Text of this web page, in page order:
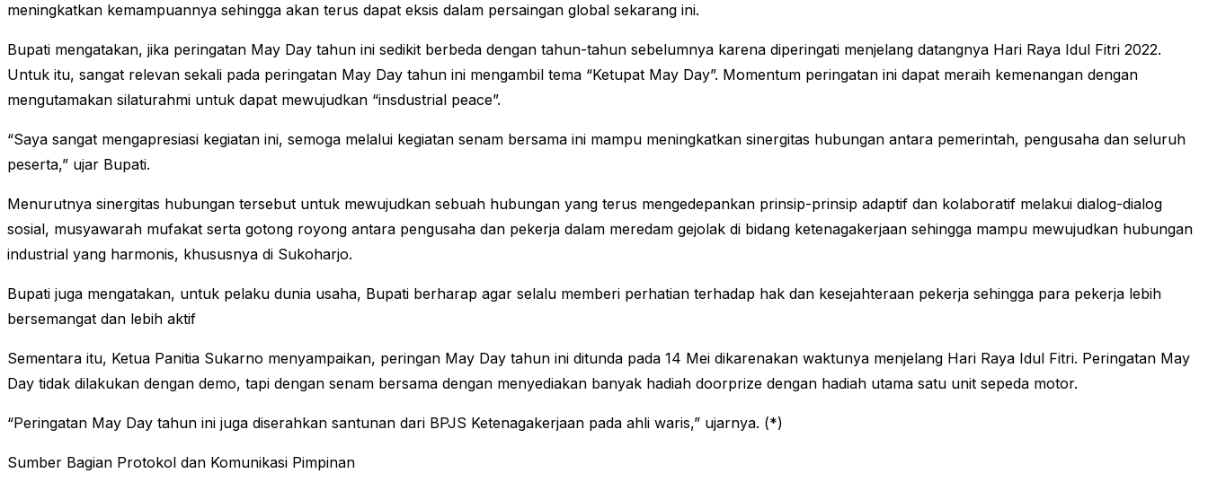
meningkatkan kemampuannya sehingga akan terus dapat eksis dalam persaingan global sekarang ini.
Bupati mengatakan, jika peringatan May Day tahun ini sedikit berbeda dengan tahun-tahun sebelumnya karena diperingati menjelang datangnya Hari Raya Idul Fitri 2022.
Untuk itu, sangat relevan sekali pada peringatan May Day tahun ini mengambil tema “Ketupat May Day”. Momentum peringatan ini dapat meraih kemenangan dengan
mengutamakan silaturahmi untuk dapat mewujudkan “insdustrial peace”.
“Saya sangat mengapresiasi kegiatan ini, semoga melalui kegiatan senam bersama ini mampu meningkatkan sinergitas hubungan antara pemerintah, pengusaha dan seluruh
peserta,” ujar Bupati.
Menurutnya sinergitas hubungan tersebut untuk mewujudkan sebuah hubungan yang terus mengedepankan prinsip-prinsip adaptif dan kolaboratif melakui dialog-dialog
sosial, musyawarah mufakat serta gotong royong antara pengusaha dan pekerja dalam meredam gejolak di bidang ketenagakerjaan sehingga mampu mewujudkan hubungan
industrial yang harmonis, khususnya di Sukoharjo.
Bupati juga mengatakan, untuk pelaku dunia usaha, Bupati berharap agar selalu memberi perhatian terhadap hak dan kesejahteraan pekerja sehingga para pekerja lebih
bersemangat dan lebih aktif
Sementara itu, Ketua Panitia Sukarno menyampaikan, peringan May Day tahun ini ditunda pada 14 Mei dikarenakan waktunya menjelang Hari Raya Idul Fitri. Peringatan May
Day tidak dilakukan dengan demo, tapi dengan senam bersama dengan menyediakan banyak hadiah doorprize dengan hadiah utama satu unit sepeda motor.
“Peringatan May Day tahun ini juga diserahkan santunan dari BPJS Ketenagakerjaan pada ahli waris,” ujarnya. (*)
Sumber Bagian Protokol dan Komunikasi Pimpinan